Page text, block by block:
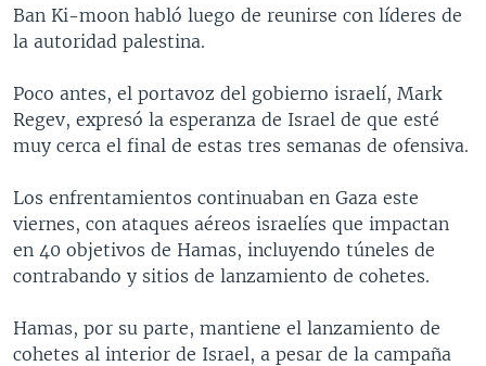
DEPORTES
AUDIOS
FORO INTERAMERICANO
LAS CLAVES
PANORAMA
AVANCE INFORMATIVO
BUENOS DÍAS AMÉRICA
ESTADOS UNIDOS AL DÍA
EL MUNDO AL DÍA [RADIO]
FORO [RADIO]
DEPORTIVO INTERNACIONAL
ENTRETENIMIENTO
DIRECT
Learning English
SÍGANOS
Ban Ki-moon habló luego de reunirse con líderes de
la autoridad palestina.
Poco antes, el portavoz del gobierno israelí, Mark
Regev, expresó la esperanza de Israel de que esté
muy cerca el final de estas tres semanas de ofensiva.
Los enfrentamientos continuaban en Gaza este
viernes, con ataques aéreos israelíes que impactan
en 40 objetivos de Hamas, incluyendo túneles de
contrabando y sitios de lanzamiento de cohetes.
Hamas, por su parte, mantiene el lanzamiento de
cohetes al interior de Israel, a pesar de la campaña